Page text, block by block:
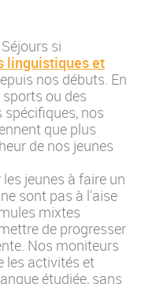
si
linguistiques et
nos débuts. En
ou des
nos
que plus
de nos jeunes
jeunes à faire un
sont pas à l'aise
mixtes
de progresser
Nos moniteurs
les activités et
étudiée, sans